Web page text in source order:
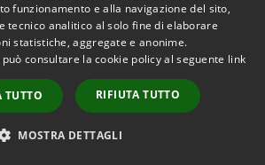
funzionamento e alla navigazione del sito,
tecnico analitico al solo fine di elaborare
statistiche, aggregate e anonime.
consultare la cookie policy al seguente link
TUTTO RIFIUTA TUTTO
MOSTRA DETTAGLI